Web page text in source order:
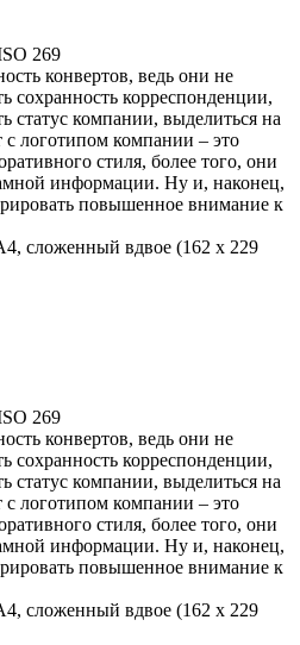
269
конвертов, ведь они не
сохранность корреспонденции,
статус компании, выделиться на
логотипом компании – это
стиля, более того, они
информации. Ну и, наконец,
повышенное внимание к
сложенный вдвое (162 х 229
269
конвертов, ведь они не
сохранность корреспонденции,
статус компании, выделиться на
логотипом компании – это
стиля, более того, они
информации. Ну и, наконец,
повышенное внимание к
сложенный вдвое (162 х 229